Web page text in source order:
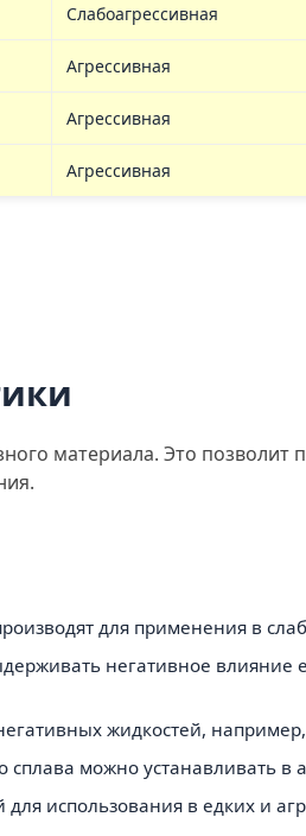
Слабоагрессивная
Агрессивная
Агрессивная
Агрессивная
материала. Это
для применения в
негативное
жидкостей,
сплава можно устанавливать
использования в едких и